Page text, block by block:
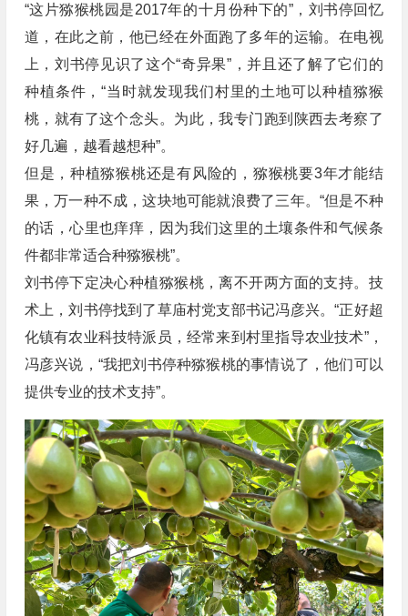
“这片猕猴桃园是2017年的十月份种下的”，刘书停回忆
道，在此之前，他已经在外面跑了多年的运输。在电视
上，刘书停见识了这个“奇异果”，并且还了解了它们的
种植条件，“当时就发现我们村里的土地可以种植猕猴
桃，就有了这个念头。为此，我专门跑到陕西去考察了
好几遍，越看越想种”。
但是，种植猕猴桃还是有风险的，猕猴桃要3年才能结
果，万一种不成，这块地可能就浪费了三年。“但是不种
的话，心里也痒痒，因为我们这里的土壤条件和气候条
件都非常适合种猕猴桃”。
刘书停下定决心种植猕猴桃，离不开两方面的支持。技
术上，刘书停找到了草庙村党支部书记冯彦兴。“正好超
化镇有农业科技特派员，经常来到村里指导农业技术”，
冯彦兴说，“我把刘书停种猕猴桃的事情说了，他们可以
提供专业的技术支持”。